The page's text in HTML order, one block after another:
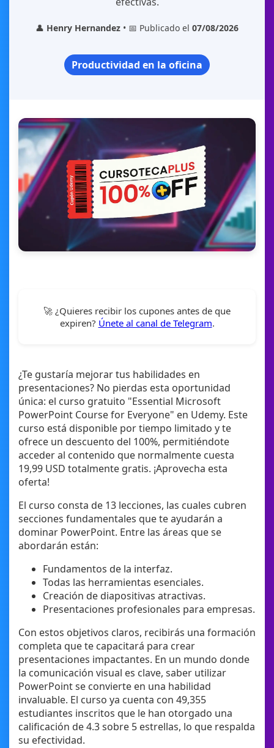
👤 Henry Hernandez • 📅 Publicado el 07/08/2026
Productividad en la oficina
🚀 ¿Quieres recibir los cupones antes de que
expiren? Únete al canal de Telegram.
¿Te gustaría mejorar tus habilidades en
presentaciones? No pierdas esta oportunidad
única: el curso gratuito "Essential Microsoft
PowerPoint Course for Everyone" en Udemy. Este
curso está disponible por tiempo limitado y te
ofrece un descuento del 100%, permitiéndote
acceder al contenido que normalmente cuesta
19,99 USD totalmente gratis. ¡Aprovecha esta
oferta!
El curso consta de 13 lecciones, las cuales cubren
secciones fundamentales que te ayudarán a
dominar PowerPoint. Entre las áreas que se
abordarán están:
Fundamentos de la interfaz.
Todas las herramientas esenciales.
Creación de diapositivas atractivas.
Presentaciones profesionales para empresas.
Con estos objetivos claros, recibirás una formación
completa que te capacitará para crear
presentaciones impactantes. En un mundo donde
la comunicación visual es clave, saber utilizar
PowerPoint se convierte en una habilidad
invaluable. El curso ya cuenta con 49,355
estudiantes inscritos que le han otorgado una
calificación de 4.3 sobre 5 estrellas, lo que respalda
su efectividad.